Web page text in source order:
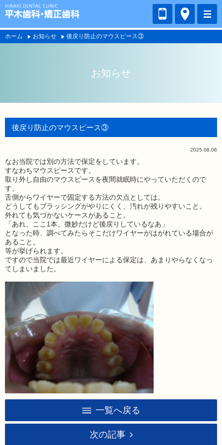
ホーム お知らせ 後戻り防止のマウスピース③
お知らせ
後戻り防止のマウスピース③
2025.08.06
なお当院では別の方法で保定をしています。
すなわちマウスピースです。
取り外し自由のマウスピースを夜間就眠時にやっていただくので
す。
舌側からワイヤーで固定する方法の欠点としては。
どうしてもブラッシングがやりにくく、汚れが残りやすいこと。
外れても気づかないケースがあること。
「あれ、ここ1本、微妙だけど後戻りしているなあ」
となった時、調べてみたらそこだけワイヤーがはがれている場合が
あること。
等が挙げられます。
ですので当院では最近ワイヤーによる保定は、あまりやらなくなっ
てしまいました。
一覧へ戻る
次の記事